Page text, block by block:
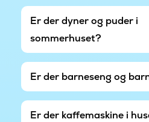
Er der dyner og puder i
sommerhuset?
Er der barneseng og
Er der kaffemaskine i